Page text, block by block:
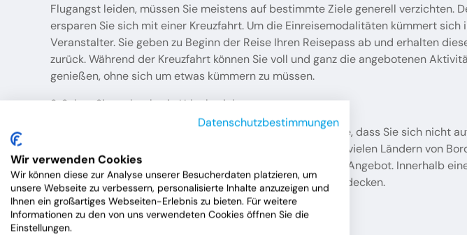
Flugangst leiden, müssen Sie meistens auf bestimmte Ziele generell verzichten.
ersparen Sie sich mit einer Kreuzfahrt. Um die Einreisemodalitäten kümmert sich
Veranstalter. Sie geben zu Beginn der Reise Ihren Reisepass ab und erhalten
zurück. Während der Kreuzfahrt können Sie voll und ganz die angebotenen
genießen, ohne sich um etwas kümmern zu müssen.
2. Sehen Sie mehr als ein Urlaubsziel
Einer der größten Vorteile einer Kreuzfahrt ist die Tatsache, dass Sie sich nicht
beschränken. Stattdessen gehen Sie während der Fahrt in vielen Ländern von
dortigen Sehenswürdigen an oder testen das kulinarische Angebot. Innerhalb
ermöglicht es Ihnen die Kreuzfahrt, mehrere Länder zu entdecken.
3. Ein großes Unterhaltungsprogramm für jedermann
Datenschutzbestimmungen
Wir verwenden Cookies
Wir können diese zur Analyse unserer Besucherdaten platzieren, um
unsere Webseite zu verbessern, personalisierte Inhalte anzuzeigen und
Ihnen ein großartiges Webseiten-Erlebnis zu bieten. Für weitere
Informationen zu den von uns verwendeten Cookies öffnen Sie die
Einstellungen.